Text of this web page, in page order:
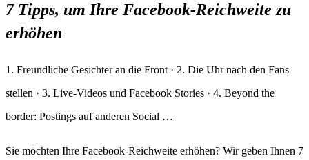
7 Tipps, um Ihre Facebook-Reichweite zu
erhöhen
1. Freundliche Gesichter an die Front · 2. Die Uhr nach den Fans
stellen · 3. Live-Videos und Facebook Stories · 4. Beyond the
border: Postings auf anderen Social …
Sie möchten Ihre Facebook-Reichweite erhöhen? Wir geben Ihnen 7